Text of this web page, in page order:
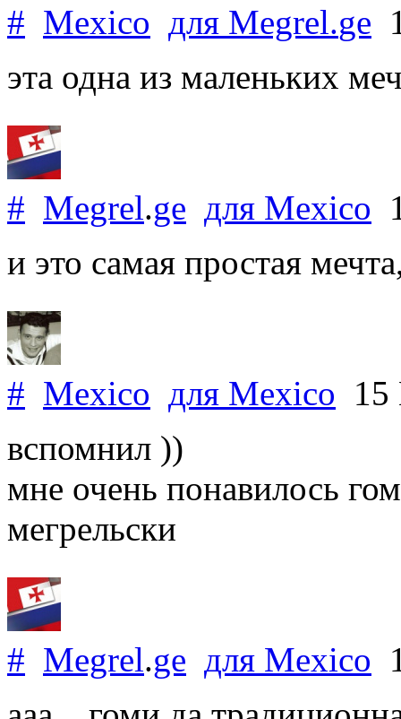
# Mexico для Megrel.ge
эта одна из маленьких
# Megrel.ge для Mexico
и это самая простая
# Mexico для Mexico 15
вспомнил ))
мне очень понавилось
мегрельски
# Megrel.ge для Mexico